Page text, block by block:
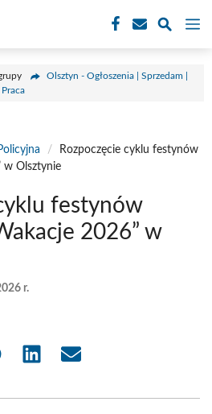
Olsztyn - Ogłoszenia | Sprzedam |
/
Rozpoczęcie cyklu festynów
w Olsztynie
festynów
2026” w
r.
Share Share